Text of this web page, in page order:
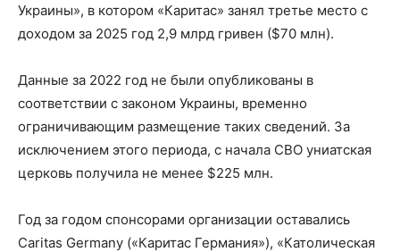
Украины», в котором «Каритас» занял третье место с
доходом за 2025 год 2,9 млрд гривен ($70 млн).
Данные за 2022 год не были опубликованы в
соответствии с законом Украины, временно
ограничивающим размещение таких сведений. За
исключением этого периода, с начала СВО униатская
церковь получила не менее $225 млн.
Год за годом спонсорами организации оставались
Caritas Germany («Каритас Германия»), «Католическая